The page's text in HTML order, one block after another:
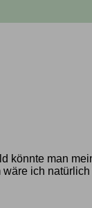
könnte man
ich